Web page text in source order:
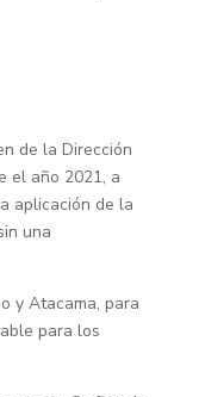
de la Dirección
el año 2021, a
aplicación de la
una
y Atacama, para
para los